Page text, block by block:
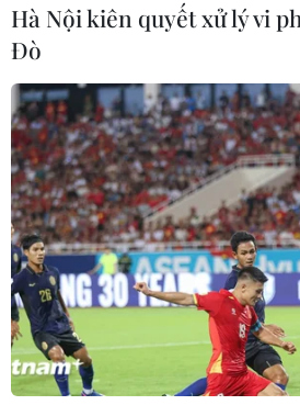
Hà Nội kiên quyết xử lý vi
Đò